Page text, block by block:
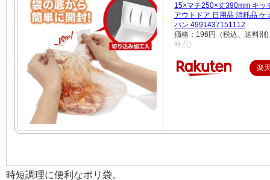
15×マチ250×丈390mm キッ
アウトドア 日用品 消耗品 ケ
パン 4991437151112
価格：196円（税込、送料別)
時点)
楽
時短調理に便利なポリ袋。